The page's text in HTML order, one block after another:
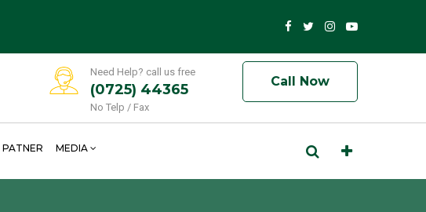
Need Help? call us free
(0725) 44365
No Telp / Fax
Call Now
PATNER MEDIA